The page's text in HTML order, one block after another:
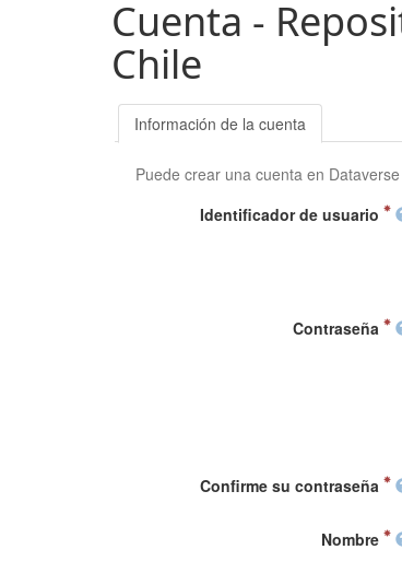
Cuenta -
Chile
Información de la cuenta
Puede crear una cuenta en
Identificador de usuario
Contraseña
Confirme su contraseña
Nombre